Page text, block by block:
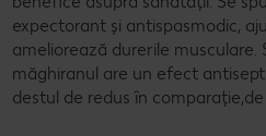
expectorant și antispasmodic,
ameliorează durerile musculare.
măghiranul are un efect
destul de redus în comparație,de